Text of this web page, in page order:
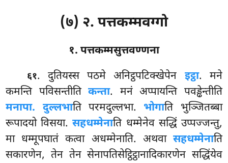
(७) २. पत्तकम्मवग्गो
१. पत्तकम्मसुत्तवण्णना
६१. दुतियस्सपठमे अनिट्ठपटिक्खेपेन इट्ठा. मने
कमन्ति पविसन्तीतिकन्ता. मनं अप्पायन्ति पवड्ढेन्तीति
मनापा. दुल्लभाति परमदुल्लभा. भोगाति भुञ्जितब्बा
रूपादयो विसया.सहधम्मेनाति धम्मेनेव सद्धिं उप्पज्जन्तु,
मा धम्मूपघातं कत्वा अधम्मेनाति. अथवा सहधम्मेनाति
सकारणेन, तेन तेन सेनापतिसेट्ठिट्ठानादिकारणेन सद्धिंयेव